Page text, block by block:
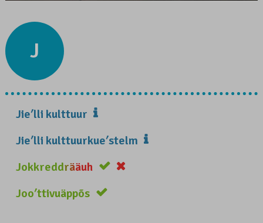
J
Jieʹlli kulttuur
Jieʹlli kulttuurkueʹstelm
Jokkreddrääuh
Jooʹttivuäppõs